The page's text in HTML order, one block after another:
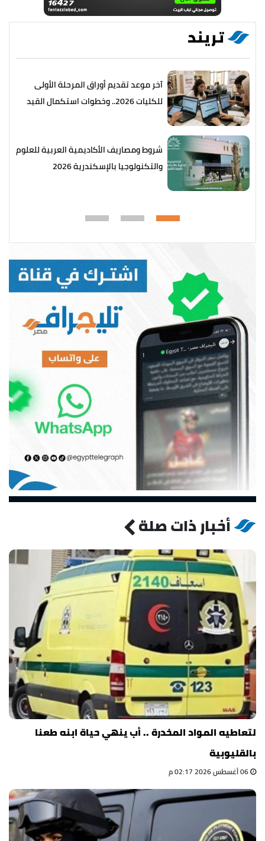
تريند
آخر موعد تقديم أوراق المرحلة الأولى
للكليات 2026.. وخطوات استكمال القيد
شروط ومصاريف الأكاديمية العربية للعلوم
والتكنولوجيا بالإسكندرية 2026
أخبار ذات صلة
لتعاطيه المواد المخدرة .. أب ينهي حياة ابنه طعنا
بالقليوبية